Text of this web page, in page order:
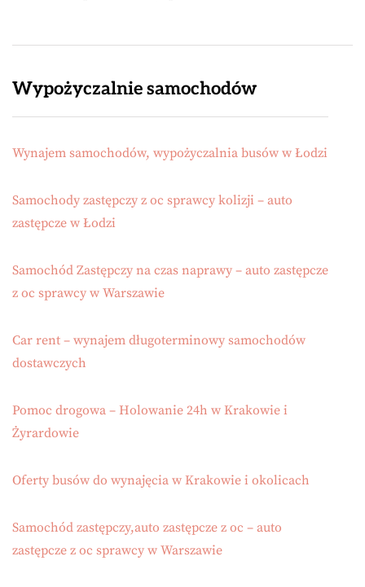
Wypożyczalnie samochodów
Wynajem samochodów, wypożyczalnia busów w Łodzi
Samochody zastępczy z oc sprawcy kolizji – auto
zastępcze w Łodzi
Samochód Zastępczy na czas naprawy – auto zastępcze
z oc sprawcy w Warszawie
Car rent – wynajem długoterminowy samochodów
dostawczych
Pomoc drogowa – Holowanie 24h w Krakowie i
Żyrardowie
Oferty busów do wynajęcia w Krakowie i okolicach
Samochód zastępczy,auto zastępcze z oc – auto
zastępcze z oc sprawcy w Warszawie